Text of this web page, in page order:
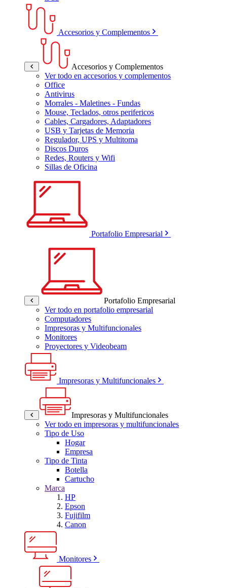
Accesorios y Complementos
Accesorios y Complementos
Ver todo en accesorios y complementos
Office
Antivirus
Morrales - Maletines - Fundas
Mouse, Teclados, otros perifericos
Cables, Cargadores, Adaptadores
USB y Tarjetas de Memoria
Regulador, UPS y Multitoma
Discos Duros
Redes, Routers y Wifi
Sillas de Oficina
Portafolio Empresarial
Portafolio Empresarial
Ver todo en portafolio empresarial
Computadores
Impresoras y Multifuncionales
Monitores
Proyectores y Videobeam
Impresoras y Multifuncionales
Impresoras y Multifuncionales
Ver todo en impresoras y multifuncionales
Tipo de Uso
Hogar
Empresa
Tipo de Tinta
Botella
Cartucho
Marca
HP
Epson
Fujifilm
Canon
Monitores